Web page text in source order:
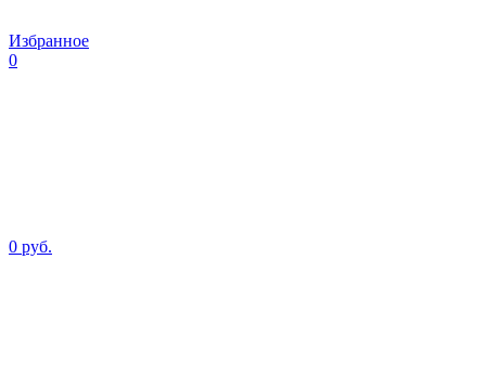
Избранное
0
0 руб.